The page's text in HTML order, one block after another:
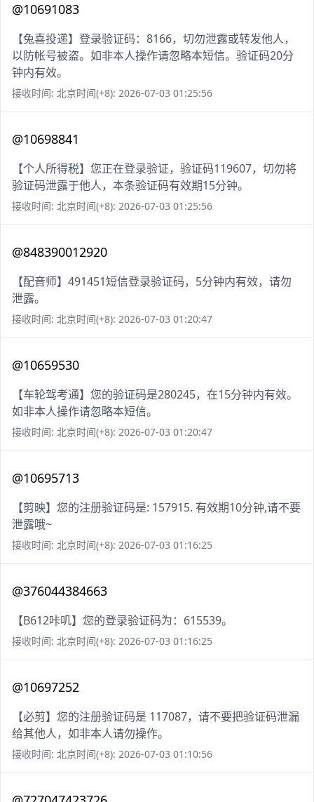
@10691083
【兔喜投递】登录验证码：8166，切勿泄露或转发他人，
以防帐号被盗。如非本人操作请忽略本短信。验证码20分
钟内有效。
接收时间: 北京时间(+8): 2026-07-03 01:25:56
@10698841
【个人所得税】您正在登录验证，验证码119607，切勿将
验证码泄露于他人，本条验证码有效期15分钟。
接收时间: 北京时间(+8): 2026-07-03 01:25:56
@848390012920
【配音师】491451短信登录验证码，5分钟内有效，请勿
泄露。
接收时间: 北京时间(+8): 2026-07-03 01:20:47
@10659530
【车轮驾考通】您的验证码是280245，在15分钟内有效。
如非本人操作请忽略本短信。
接收时间: 北京时间(+8): 2026-07-03 01:20:47
@10695713
【剪映】您的注册验证码是: 157915. 有效期10分钟,请不要
泄露哦~
接收时间: 北京时间(+8): 2026-07-03 01:16:25
@376044384663
【B612咔叽】您的登录验证码为：615539。
接收时间: 北京时间(+8): 2026-07-03 01:16:25
@10697252
【必剪】您的注册验证码是 117087，请不要把验证码泄漏
给其他人，如非本人请勿操作。
接收时间: 北京时间(+8): 2026-07-03 01:10:56